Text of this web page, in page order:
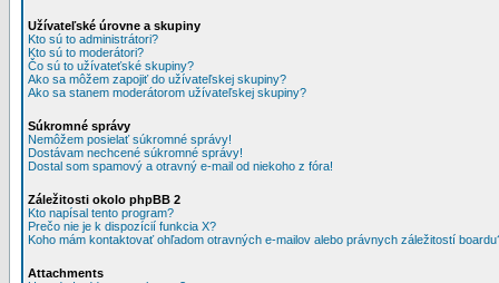
Užívateľské úrovne a skupiny
Kto sú to administrátori?
Kto sú to moderátori?
Čo sú to užívateťské skupiny?
Ako sa môžem zapojiť do užívateľskej skupiny?
Ako sa stanem moderátorom užívateľskej skupiny?
Súkromné správy
Nemôžem posielať súkromné správy!
Dostávam nechcené súkromné správy!
Dostal som spamový a otravný e-mail od niekoho z fóra!
Záležitosti okolo phpBB 2
Kto napísal tento program?
Prečo nie je k dispozícií funkcia X?
Koho mám kontaktovať ohľadom otravných e-mailov alebo právnych záležitostí
Attachments